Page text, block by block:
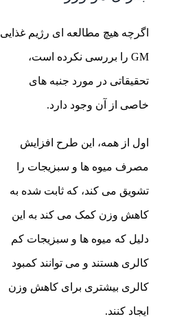
اگرچه هیچ مطالعه ای رژیم غذایی
GM را بررسی نکرده است،
تحقیقاتی در مورد جنبه های
خاصی از آن وجود دارد.
اول از همه، این طرح افزایش
مصرف میوه ها و سبزیجات را
تشویق می کند، که ثابت شده به
کاهش وزن کمک می کند به این
دلیل که میوه ها و سبزیجات کم
کالری هستند و می توانند کمبود
کالری بیشتری برای کاهش وزن
ایجاد کنند.